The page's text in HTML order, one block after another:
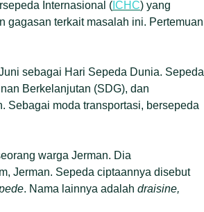
Internasional ( ICHC) yang
gagasan terkait masalah ini. Pertemuan
sebagai Hari Sepeda Dunia. Sepeda
Berkelanjutan (SDG), dan
Sebagai moda transportasi, bersepeda
warga Jerman. Dia
Jerman. Sepeda ciptaannya disebut
. Nama lainnya adalah draisine,